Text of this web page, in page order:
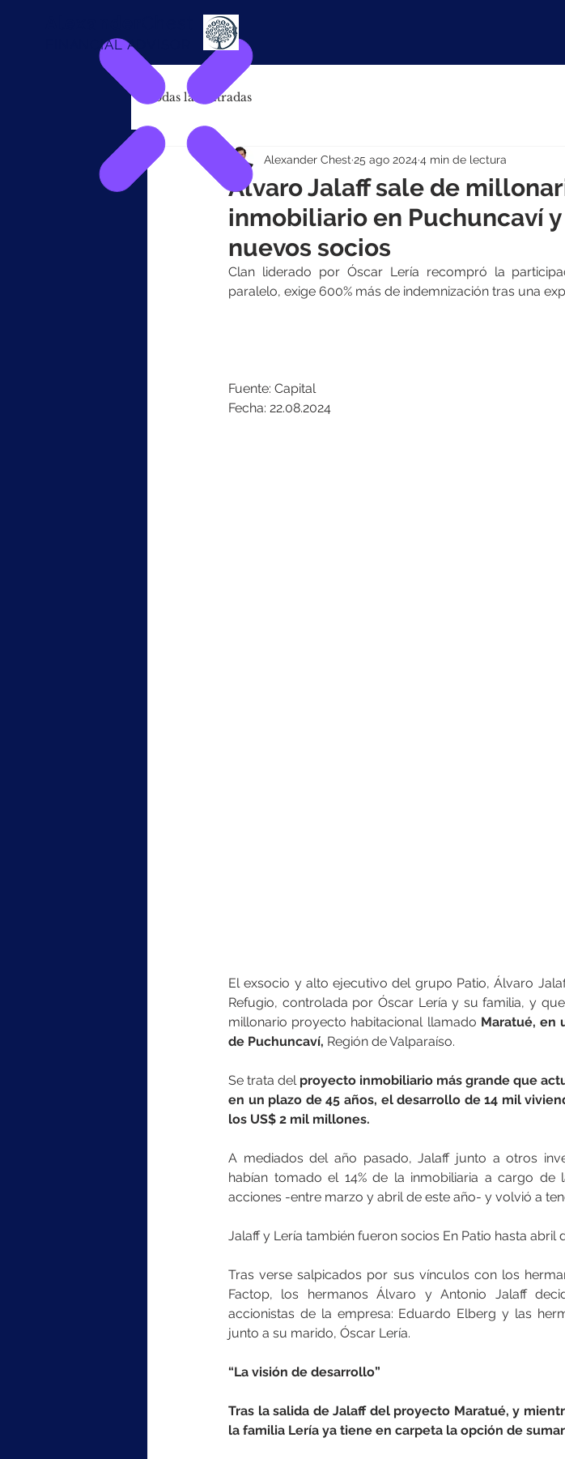
FINANCIAL ADVISOR
Todas las entradas
Álvaro Jalaff sale de
inmobiliario en Puchuncaví
nuevos socios
Alexander Chest 25 ago 2024 4 min de lectura
Clan liderado por Óscar Lería recompró la
paralelo, exige 600% más de indemnización tras una
Fuente: Capital
Fecha: 22.08.2024
El exsocio y alto ejecutivo del grupo Patio, Álvaro
Refugio, controlada por Óscar Lería y su familia, y
millonario proyecto habitacional llamado Maratué, en
de Puchuncaví, Región de Valparaíso.
Se trata del proyecto inmobiliario más grande que
en un plazo de 45 años, el desarrollo de 14 mil
los US$ 2 mil millones.
A mediados del año pasado, Jalaff junto a otros
habían tomado el 14% de la inmobiliaria a cargo
acciones -entre marzo y abril de este año- y volvió a
Jalaff y Lería también fueron socios En Patio hasta abril
Tras verse salpicados por sus vínculos con los
Factop, los hermanos Álvaro y Antonio Jalaff
accionistas de la empresa: Eduardo Elberg y las
junto a su marido, Óscar Lería.
“La visión de desarrollo”
Tras la salida de Jalaff del proyecto Maratué, y
la familia Lería ya tiene en carpeta la opción de